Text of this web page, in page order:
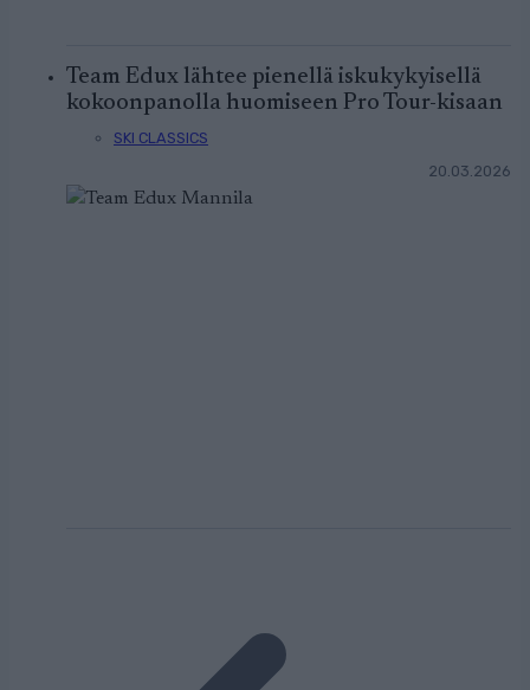
Team Edux lähtee pienellä iskukykyisellä
kokoonpanolla huomiseen Pro Tour-kisaan
SKI CLASSICS
20.03.2026